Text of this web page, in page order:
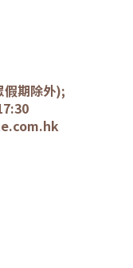
假期除外);